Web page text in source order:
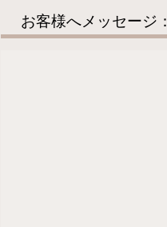
お客様へメッセージ：